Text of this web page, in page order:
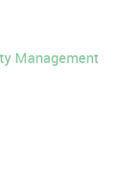
Management